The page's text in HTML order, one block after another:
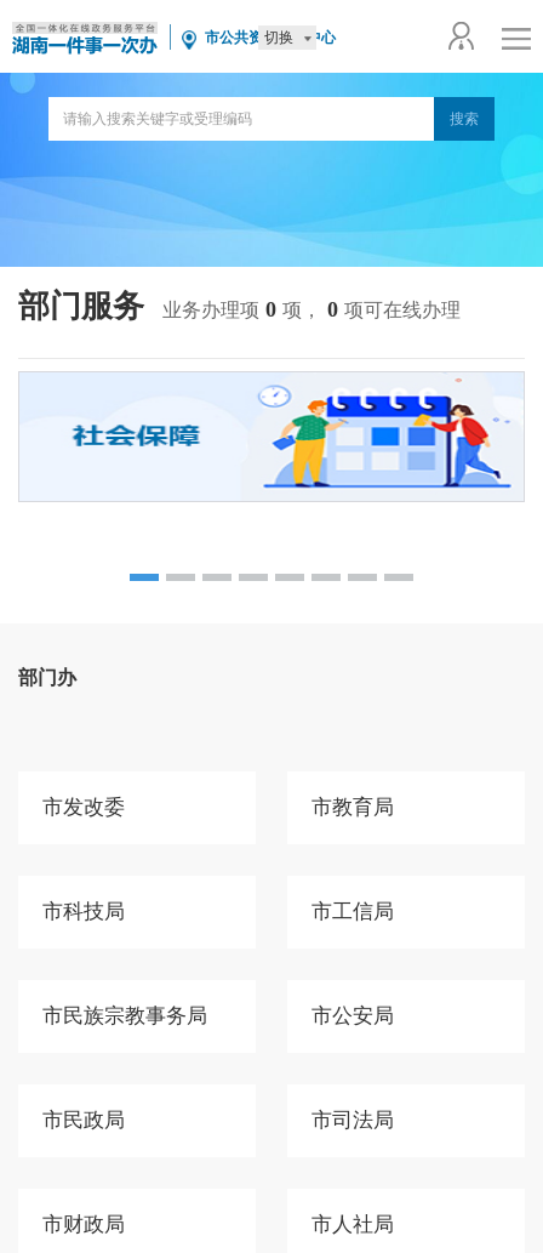
市公共资源交易中心
切换
部门服务 业务办理项 0 项， 0 项可在线办理
部门办
市发改委 市教育局
市科技局 市工信局
市民族宗教事务局 市公安局
市民政局 市司法局
市财政局 市人社局